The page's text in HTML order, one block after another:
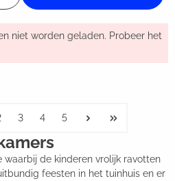
niet worden geladen. Probeer het
3 4 5
waarbij de kinderen vrolijk ravotten
feesten in het tuinhuis en er